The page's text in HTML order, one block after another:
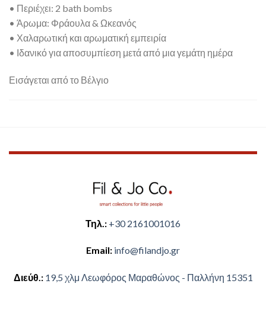
• Περιέχει: 2 bath bombs
• Άρωμα: Φράουλα & Ωκεανός
• Χαλαρωτική και αρωματική εμπειρία
• Ιδανικό για αποσυμπίεση μετά από μια γεμάτη ημέρα
Εισάγεται από το Βέλγιο
Τηλ.: +30 2161001016
Email: ​info@filandjo.gr
Διεύθ.: ​​19,5 χλμ Λεωφόρος Μαραθώνος - ​​Παλλήνη 15351